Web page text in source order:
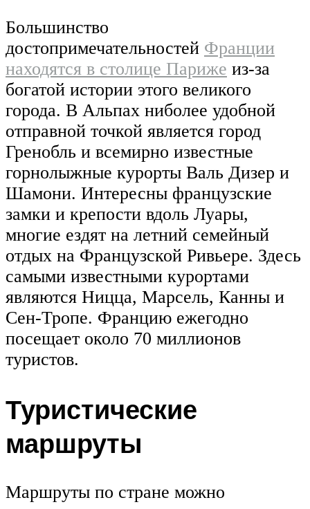
Большинство
достопримечательностей Франции
находятся в столице Париже из-за
богатой истории этого великого
города. В Альпах ниболее удобной
отправной точкой является город
Гренобль и всемирно известные
горнолыжные курорты Валь Дизер и
Шамони. Интересны французские
замки и крепости вдоль Луары,
многие ездят на летний семейный
отдых на Французской Ривьере. Здесь
самыми известными курортами
являются Ницца, Марсель, Канны и
Сен-Тропе. Францию ежегодно
посещает около 70 миллионов
туристов.
Туристические
маршруты
Маршруты по стране можно